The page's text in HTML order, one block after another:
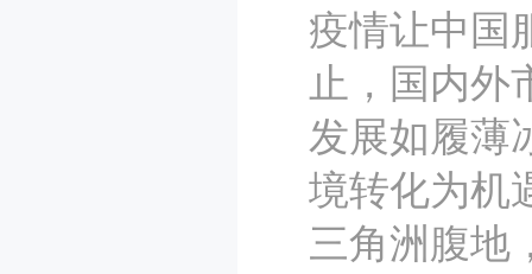
疫情让中国
止，国内外
发展如履薄
境转化为机
三角洲腹地